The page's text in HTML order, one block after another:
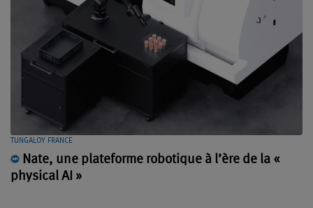
TUNGALOY FRANCE
Nate, une plateforme robotique à l’ère de la «
physical AI »